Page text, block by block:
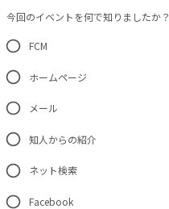
今回のイベントを何で知りましたか？
FCM
ホームページ
メール
知人からの紹介
ネット検索
Facebook